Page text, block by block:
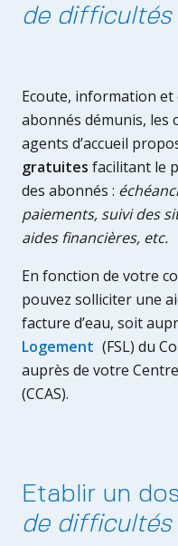
de difficultés
Ecoute, information
abonnés démunis, les
agents d’accueil
gratuites facilitant le
des abonnés :
paiements, suivi des
aides financières, etc.
En fonction de votre
pouvez solliciter une
facture d’eau, soit
Logement (FSL) du
auprès de votre
(CCAS).
Etablir un
de difficultés